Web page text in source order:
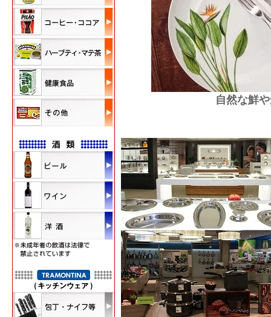
自然な鮮